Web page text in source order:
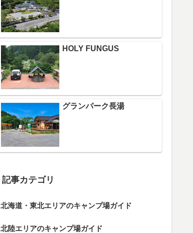
HOLY FUNGUS
グランパーク長湯
記事カテゴリ
北海道・東北エリアのキャンプ場ガイド
北陸エリアのキャンプ場ガイド